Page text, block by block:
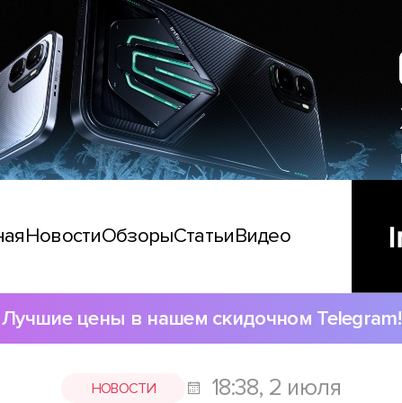
НовостиОбзорыСтатьиВидео
Лучшие цены в нашем скидочном Telegram!
НОВОСТИ 18:38, 2 июля